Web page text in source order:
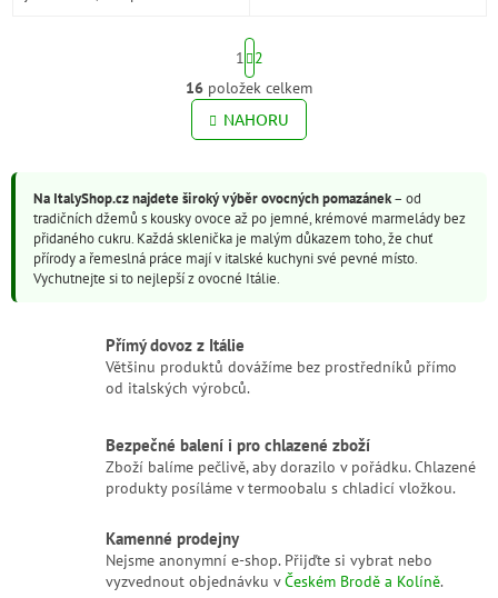
O
v
l
a
c
í
p
r
v
ý
s
u
S
t
r
á
n
k
á
n
í
1
2
16 položek celkem
NAHORU
Na ItalyShop.cz najdete široký výběr ovocných pomazánek– od
tradičních džemů s kousky ovoce až po jemné, krémové marmelády bez
přidaného cukru. Každá sklenička je malým důkazem toho, že chuť
přírody a řemeslná práce mají v italské kuchyni své pevné místo.
Vychutnejte si to nejlepší z ovocné Itálie.
Přímý dovoz z Itálie
Většinu produktů dovážíme bez prostředníků přímo
od italských výrobců.
Bezpečné balení i pro chlazené zboží
Zboží balíme pečlivě, aby dorazilo v pořádku. Chlazené
produkty posíláme v termoobalu s chladicí vložkou.
Kamenné prodejny
Nejsme anonymní e-shop. Přijďte si vybrat nebo
vyzvednout objednávku vČeském Brodě a Kolíně.